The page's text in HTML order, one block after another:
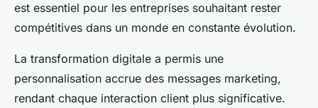
est essentiel pour les entreprises souhaitant rester
compétitives dans un monde en constante évolution.
La transformation digitale a permis une
personnalisation accrue des messages marketing,
rendant chaque interaction client plus significative.